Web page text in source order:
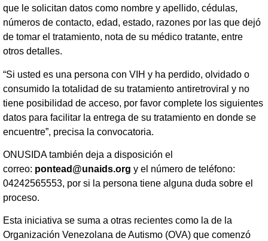
que le solicitan datos como nombre y apellido, cédulas,
números de contacto, edad, estado, razones por las que dejó
de tomar el tratamiento, nota de su médico tratante, entre
otros detalles.
“Si usted es una persona con VIH y ha perdido, olvidado o
consumido la totalidad de su tratamiento antiretroviral y no
tiene posibilidad de acceso, por favor complete los siguientes
datos para facilitar la entrega de su tratamiento en donde se
encuentre”, precisa la convocatoria.
ONUSIDA también deja a disposición el
correo: pontead@unaids.org y el número de teléfono:
04242565553, por si la persona tiene alguna duda sobre el
proceso.
Esta iniciativa se suma a otras recientes como la de la
Organización Venezolana de Autismo (OVA) que comenzó